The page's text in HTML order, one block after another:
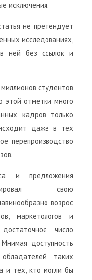
исключения.
не претендует
исследованиях,
ней без ссылок и
студентов
этой отметки много
кадров только
даже в тех
перепроизводство
и предложения
свою
возрос
маркетологов и
число
доступность
таких
и тех, кто могли бы